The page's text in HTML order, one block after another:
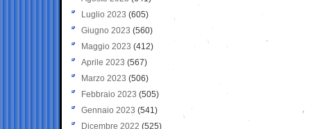
Luglio 2023 (605)
Giugno 2023 (560)
Maggio 2023 (412)
Aprile 2023 (567)
Marzo 2023 (506)
Febbraio 2023 (505)
Gennaio 2023 (541)
Dicembre 2022 (525)